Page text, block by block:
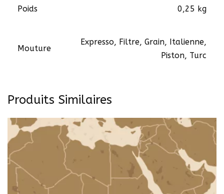
Poids 0,25 kg
Mouture
Expresso, Filtre, Grain, Italienne,
Piston, Turc
Produits Similaires